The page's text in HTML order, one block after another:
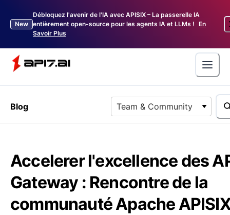
New
Débloquez l'avenir de l'IA avec APISIX – La passerelle IA
entièrement open-source pour les agents IA et LLMs ! En
Savoir Plus
Blog Team & Community
Accelerer l'excellence des
Gateway : Rencontre de la
communauté Apache